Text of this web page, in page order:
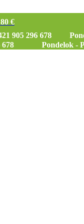
€
905 296 678
678 Pondelok -